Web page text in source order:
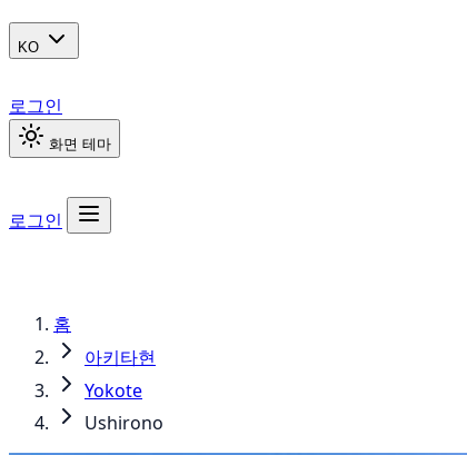
KO
로그인
화면 테마
로그인
홈
아키타현
Yokote
Ushirono